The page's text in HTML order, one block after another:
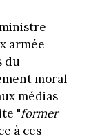
armée
du
moral
médias
"former
à ces